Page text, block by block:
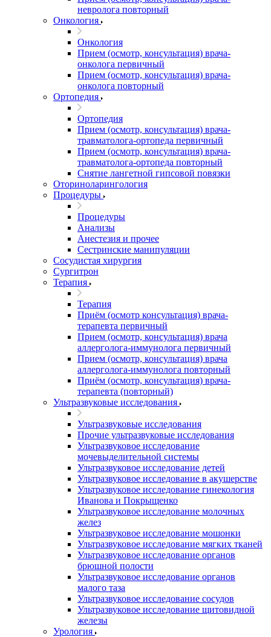
невролога повторный
Онкология
Онкология
Прием (осмотр, консультация) врача-
онколога первичный
Прием (осмотр, консультация) врача-
онколога повторный
Ортопедия
Ортопедия
Прием (осмотр, консультация) врача-
травматолога-ортопеда первичный
Прием (осмотр, консультация) врача-
травматолога-ортопеда повторный
Снятие лангетной гипсовой повязки
Оториноларингология
Процедуры
Процедуры
Анализы
Анестезия и прочее
Сестринские манипуляции
Сосудистая хирургия
Сургитрон
Терапия
Терапия
Приём (осмотр консультация) врача-
терапевта первичный
Прием (осмотр, консультация) врача
аллерголога-иммунолога первичный
Прием (осмотр, консультация) врача
аллерголога-иммунолога повторный
Приём (осмотр, консультация) врача-
терапевта (повторный)
Ультразвуковые исследования
Ультразвуковые исследования
Прочие ультразвуковые исследования
Ультразвуковое исследование
мочевыделительной системы
Ультразвуковое исследование детей
Ультразвуковое исследование в акушерстве
Ультразвуковое исследование гинекология
Иванова и Покрыщенко
Ультразвуковое исследование молочных
желез
Ультразвуковое исследование мошонки
Ультразвуковое исследование мягких тканей
Ультразвуковое исследование органов
брюшной полости
Ультразвуковое исследование органов
малого таза
Ультразвуковое исследование сосудов
Ультразвуковое исследование щитовидной
железы
Урология